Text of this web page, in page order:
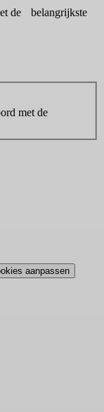
de belangrijkste
met de
aanpassen